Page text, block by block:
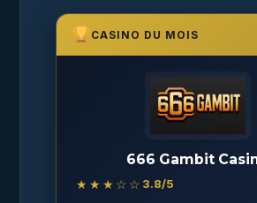
CASINO DU MOIS
666 Gambit
★★★☆☆ 3.8/5